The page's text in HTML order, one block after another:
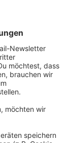
Album
Auftritte
auf